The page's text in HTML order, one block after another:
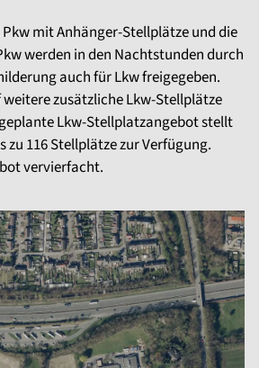
mit Anhänger-Stellplätze und die
werden in den Nachtstunden durch
auch für Lkw freigegeben.
zusätzliche Lkw-Stellplätze
Lkw-Stellplatzangebot stellt
zu 116 Stellplätze zur Verfügung.
vervierfacht.